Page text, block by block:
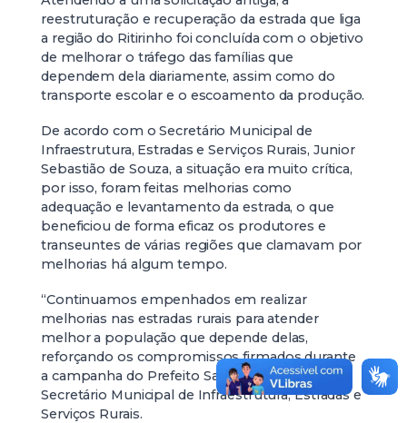
reestruturação e recuperação da estrada que liga
a região do Ritirinho foi concluída com o objetivo
de melhorar o tráfego das famílias que
dependem dela diariamente, assim como do
transporte escolar e o escoamento da produção.
De acordo com o Secretário Municipal de
Infraestrutura, Estradas e Serviços Rurais, Junior
Sebastião de Souza, a situação era muito crítica,
por isso, foram feitas melhorias como
adequação e levantamento da estrada, o que
beneficiou de forma eficaz os produtores e
transeuntes de várias regiões que clamavam por
melhorias há algum tempo.
“Continuamos empenhados em realizar
melhorias nas estradas rurais para atender
melhor a população que depende delas,
reforçando os compromissos firmados durante
a campanha do Prefeito Salim Curi”, disse o
Secretário Municipal de Infraestrutura, Estradas e
Serviços Rurais.